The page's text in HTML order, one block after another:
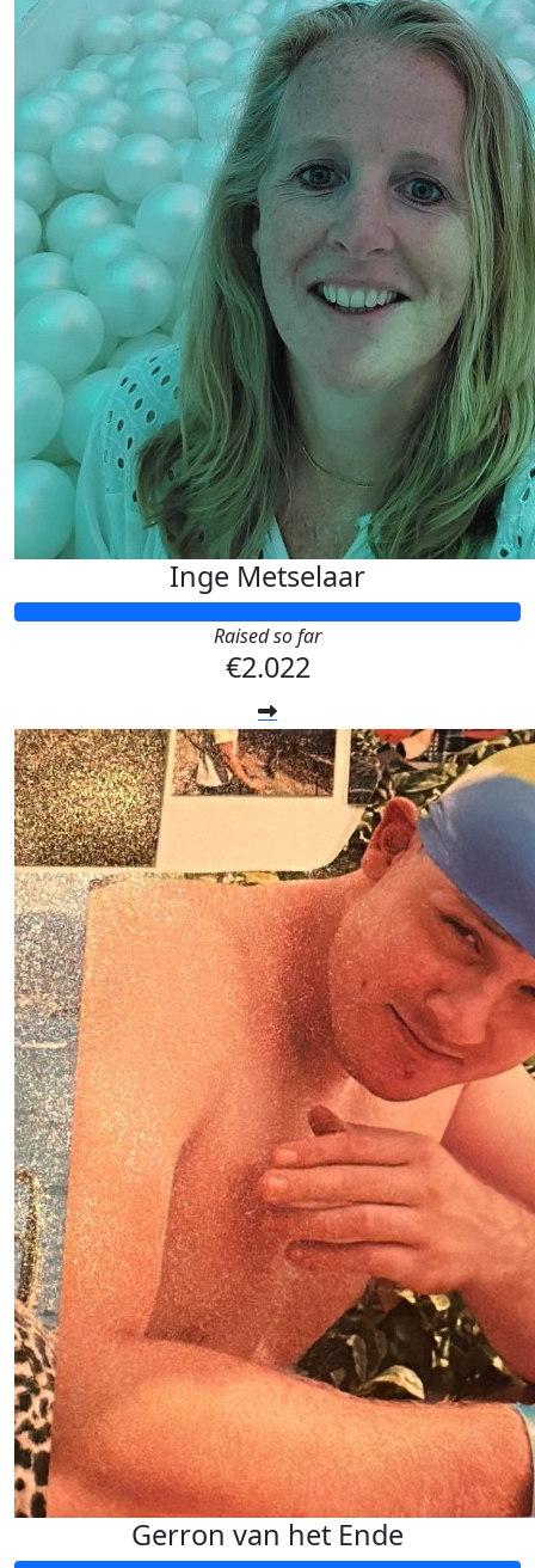
Inge Metselaar
Raised so far
€2.022
Gerron van het Ende